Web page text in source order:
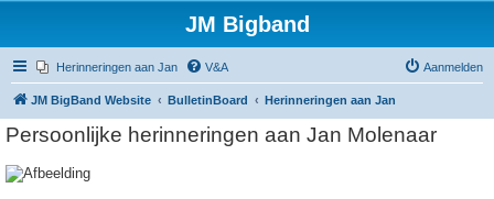
JM Bigband
Herinneringen aan Jan V&A Aanmelden
JM BigBand Website BulletinBoard Herinneringen aan Jan
Persoonlijke herinneringen aan Jan Molenaar